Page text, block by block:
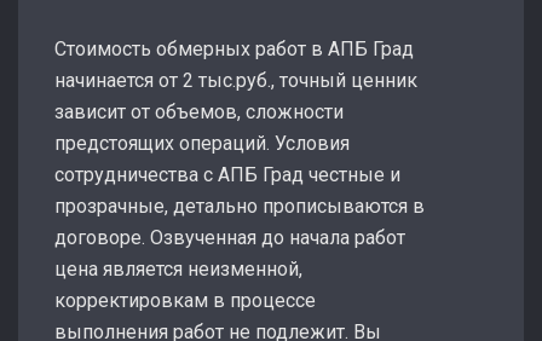
Стоимость обмерных работ в АПБ Град
начинается от 2 тыс.руб., точный ценник
зависит от объемов, сложности
предстоящих операций. Условия
сотрудничества с АПБ Град честные и
прозрачные, детально прописываются в
договоре. Озвученная до начала работ
цена является неизменной,
корректировкам в процессе
выполнения работ не подлежит. Вы